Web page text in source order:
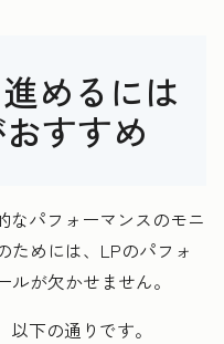
めるには
すすめ
なパフォーマンスのモニ
ためには、LPのパフォ
が欠かせません。
下の通りです。